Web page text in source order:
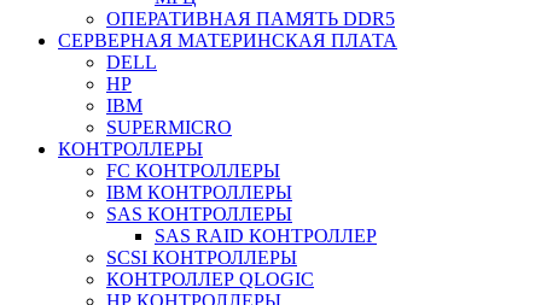
ОПЕРАТИВНАЯ ПАМЯТЬ DDR5
СЕРВЕРНАЯ МАТЕРИНСКАЯ ПЛАТА
DELL
HP
IBM
SUPERMICRO
КОНТРОЛЛЕРЫ
FC КОНТРОЛЛЕРЫ
IBM КОНТРОЛЛЕРЫ
SAS КОНТРОЛЛЕРЫ
SAS RAID КОНТРОЛЛЕР
SCSI КОНТРОЛЛЕРЫ
КОНТРОЛЛЕР QLOGIC
НР КОНТРОЛЛЕРЫ